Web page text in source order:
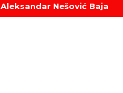
Aleksandar Nešović Baja